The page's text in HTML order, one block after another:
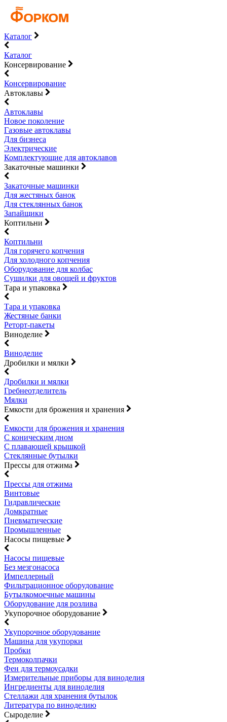
Каталог
Каталог
Консервирование
Консервирование
Автоклавы
Автоклавы
Новое поколение
Газовые автоклавы
Для бизнеса
Электрические
Комплектующие для автоклавов
Закаточные машинки
Закаточные машинки
Для жестяных банок
Для стеклянных банок
Запайщики
Коптильни
Коптильни
Для горячего копчения
Для холодного копчения
Оборудование для колбас
Сушилки для овощей и фруктов
Тара и упаковка
Тара и упаковка
Жестяные банки
Реторт-пакеты
Виноделие
Виноделие
Дробилки и мялки
Дробилки и мялки
Гребнеотделитель
Мялки
Емкости для брожения и хранения
Емкости для брожения и хранения
С коническим дном
С плавающей крышкой
Стеклянные бутылки
Прессы для отжима
Прессы для отжима
Винтовые
Гидравлические
Домкратные
Пневматические
Промышленные
Насосы пищевые
Насосы пищевые
Без мезгонасоса
Импеллерный
Фильтрационное оборудование
Бутылкомоечные машины
Оборудование для розлива
Укупорочное оборудование
Укупорочное оборудование
Машина для укупорки
Пробки
Термоколпачки
Фен для термоусадки
Измерительные приборы для виноделия
Ингредиенты для виноделия
Стеллажи для хранения бутылок
Литература по виноделию
Сыроделие